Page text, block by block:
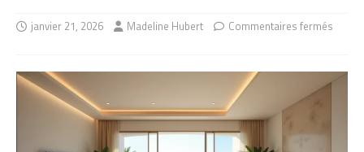
janvier 21, 2026 Madeline Hubert Commentaires fermés